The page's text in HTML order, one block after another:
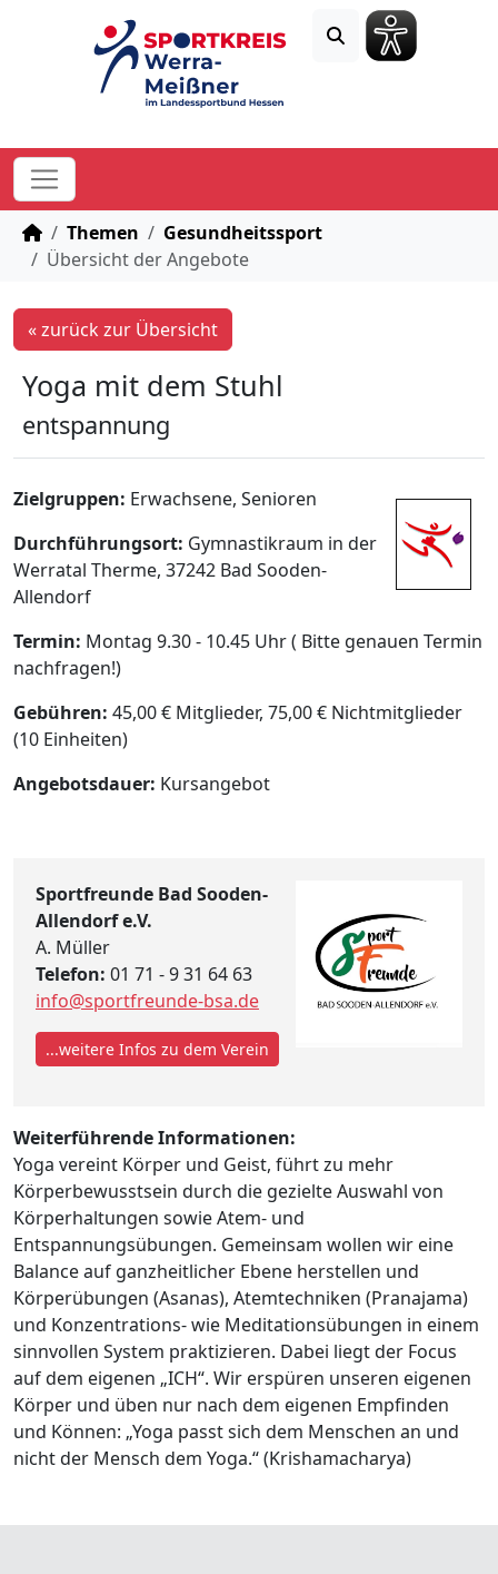
STARTSEITE
Themen
Gesundheitssport
Übersicht der Angebote
« zurück zur Übersicht
Yoga mit dem Stuhl
entspannung
Zielgruppen: Erwachsene, Senioren
Durchführungsort: Gymnastikraum in der
Werratal Therme, 37242 Bad Sooden-
Allendorf
Termin: Montag 9.30 - 10.45 Uhr ( Bitte genauen Termin
nachfragen!)
Gebühren: 45,00 € Mitglieder, 75,00 € Nichtmitglieder
(10 Einheiten)
Angebotsdauer: Kursangebot
Sportfreunde Bad Sooden-
Allendorf e.V.
A. Müller
Telefon: 01 71 - 9 31 64 63
info@sportfreunde-bsa.de
...weitere Infos zu dem Verein
Weiterführende Informationen:
Yoga vereint Körper und Geist, führt zu mehr
Körperbewusstsein durch die gezielte Auswahl von
Körperhaltungen sowie Atem- und
Entspannungsübungen. Gemeinsam wollen wir eine
Balance auf ganzheitlicher Ebene herstellen und
Körperübungen (Asanas), Atemtechniken (Pranajama)
und Konzentrations- wie Meditationsübungen in einem
sinnvollen System praktizieren. Dabei liegt der Focus
auf dem eigenen „ICH“. Wir erspüren unseren eigenen
Körper und üben nur nach dem eigenen Empfinden
und Können: „Yoga passt sich dem Menschen an und
nicht der Mensch dem Yoga.“ (Krishamacharya)